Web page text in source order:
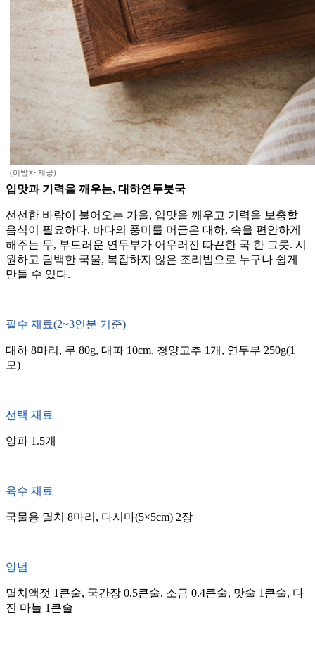
(이밥차 제공)
입맛과 기력을 깨우는, 대하연두붓국
선선한 바람이 불어오는 가을, 입맛을 깨우고 기력을 보충할
음식이 필요하다. 바다의 풍미를 머금은 대하, 속을 편안하게
해주는 무, 부드러운 연두부가 어우러진 따끈한 국 한 그릇. 시
원하고 담백한 국물, 복잡하지 않은 조리법으로 누구나 쉽게
만들 수 있다.
필수 재료(2~3인분 기준)
대하 8마리, 무 80g, 대파 10cm, 청양고추 1개, 연두부 250g(1
모)
선택 재료
양파 1.5개
육수 재료
국물용 멸치 8마리, 다시마(5×5cm) 2장
양념
멸치액젓 1큰술, 국간장 0.5큰술, 소금 0.4큰술, 맛술 1큰술, 다
진 마늘 1큰술